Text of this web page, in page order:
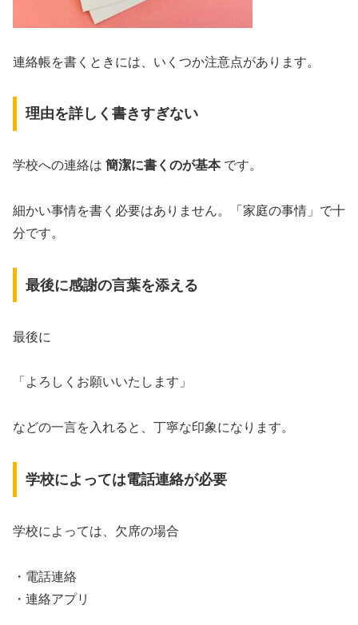
連絡帳を書くときには、いくつか注意点があります。
理由を詳しく書きすぎない
学校への連絡は 簡潔に書くのが基本です。
細かい事情を書く必要はありません。「家庭の事情」で十
分です。
最後に感謝の言葉を添える
最後に
「よろしくお願いいたします」
などの一言を入れると、丁寧な印象になります。
学校によっては電話連絡が必要
学校によっては、欠席の場合
・電話連絡
・連絡アプリ